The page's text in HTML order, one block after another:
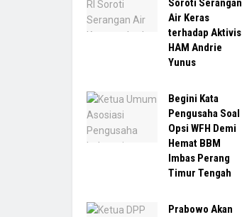
Soroti Serangan
Air Keras
terhadap Aktivis
HAM Andrie
Yunus
Begini Kata
Pengusaha Soal
Opsi WFH Demi
Hemat BBM
Imbas Perang
Timur Tengah
Prabowo Akan